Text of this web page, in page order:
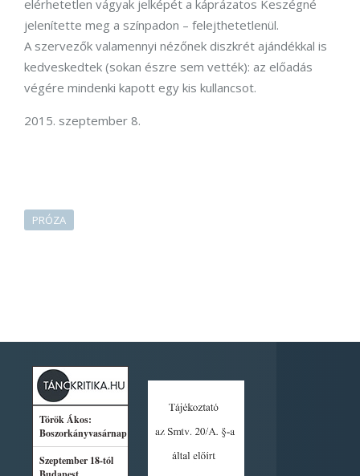
elérhetetlen vágyak jelképét a káprázatos Keszégné
jelenítette meg a színpadon – felejthetetlenül.
A szervezők valamennyi nézőnek diszkrét ajándékkal is
kedveskedtek (sokan észre sem vették): az előadás
végére mindenki kapott egy kis kullancsot.
2015. szeptember 8.
PRÓZA